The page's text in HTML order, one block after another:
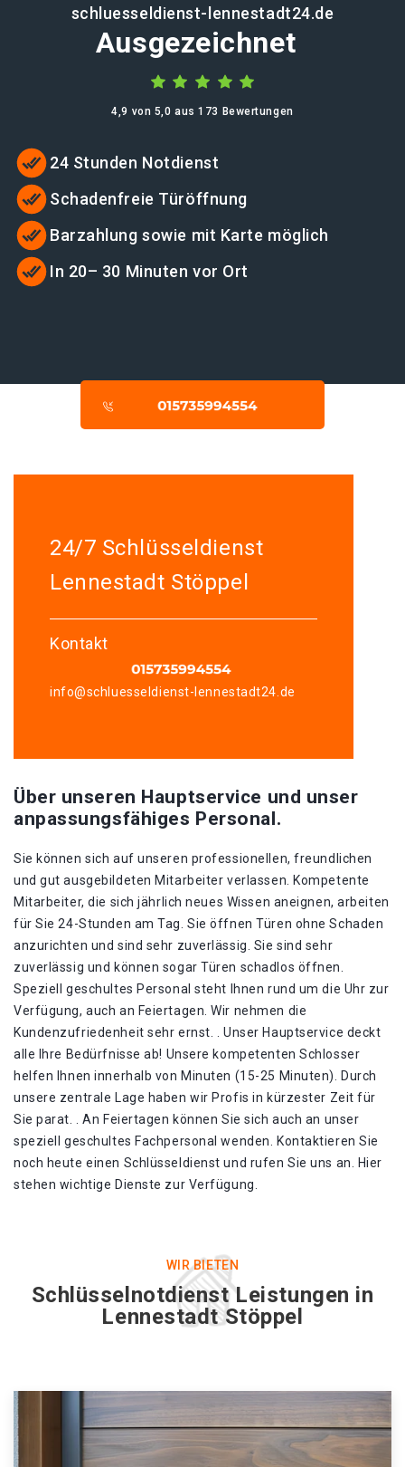
schluesseldienst-lennestadt24.de
Ausgezeichnet
4,9 von 5,0 aus 173 Bewertungen
24 Stunden Notdienst
Schadenfreie Türöffnung
Barzahlung sowie mit Karte möglich
In 20– 30 Minuten vor Ort
24/7 Schlüsseldienst
Lennestadt Stöppel
Kontakt
info@schluesseldienst-lennestadt24.de
Über unseren Hauptservice und unser
anpassungsfähiges Personal.
Sie können sich auf unseren professionellen, freundlichen
und gut ausgebildeten Mitarbeiter verlassen. Kompetente
Mitarbeiter, die sich jährlich neues Wissen aneignen, arbeiten
für Sie 24-Stunden am Tag. Sie öffnen Türen ohne Schaden
anzurichten und sind sehr zuverlässig. Sie sind sehr
zuverlässig und können sogar Türen schadlos öffnen.
Speziell geschultes Personal steht Ihnen rund um die Uhr zur
Verfügung, auch an Feiertagen. Wir nehmen die
Kundenzufriedenheit sehr ernst. . Unser Hauptservice deckt
alle Ihre Bedürfnisse ab! Unsere kompetenten Schlosser
helfen Ihnen innerhalb von Minuten (15-25 Minuten). Durch
unsere zentrale Lage haben wir Profis in kürzester Zeit für
Sie parat. . An Feiertagen können Sie sich auch an unser
speziell geschultes Fachpersonal wenden. Kontaktieren Sie
noch heute einen Schlüsseldienst und rufen Sie uns an. Hier
stehen wichtige Dienste zur Verfügung.
WIR BIETEN
Schlüsselnotdienst Leistungen in
Lennestadt Stöppel